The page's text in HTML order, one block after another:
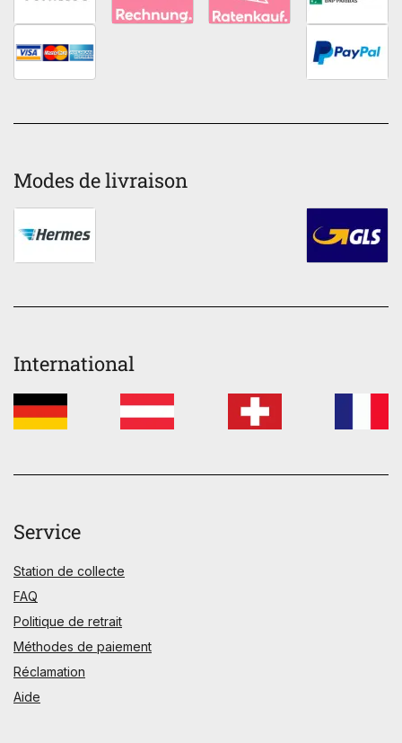
Modes de livraison
International
Service
Station de collecte
FAQ
Politique de retrait
Méthodes de paiement
Réclamation
Aide